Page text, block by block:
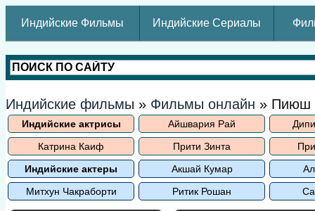
Индийские Фильмы Индийские Сериалы
Индийские фильмы » Фильмы онлайн » Пиюш
Индийские актрисы Айшвария Рай
Катрина Каиф
Прити Зинта
Индийские актеры
Акшай Кумар
Митхун Чакраборти
Ритик Рошан